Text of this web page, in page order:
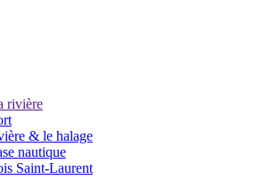
rivière
& le halage
nautique
Saint-Laurent